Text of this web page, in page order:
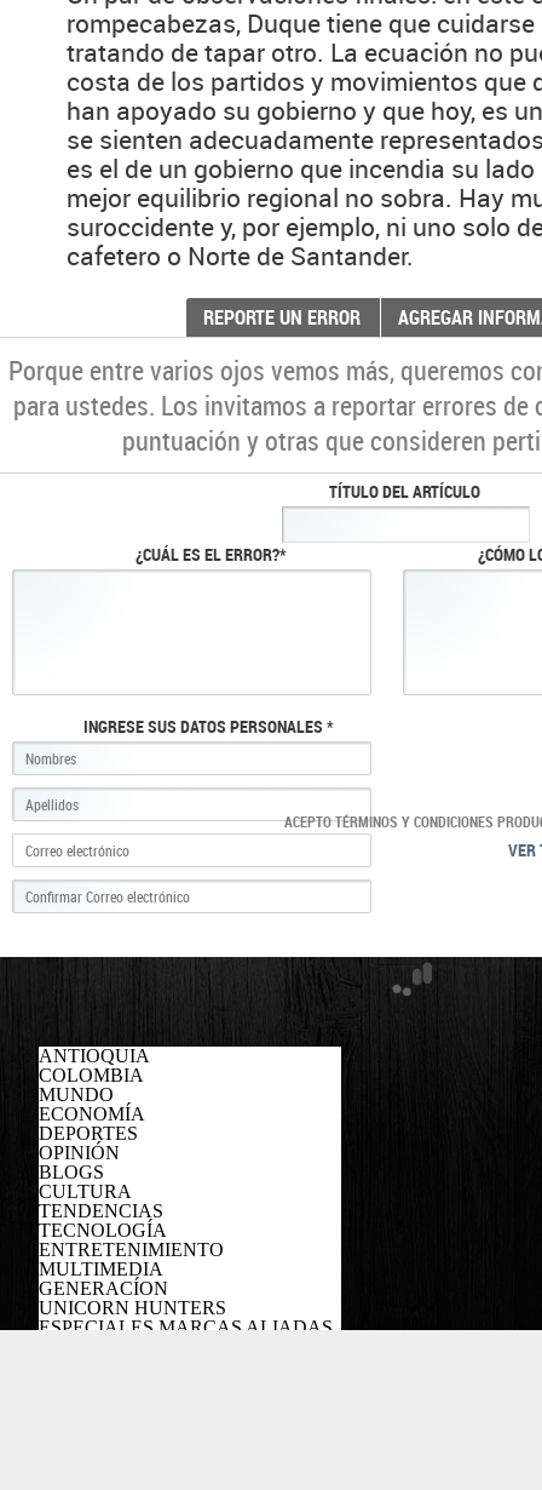
rompecabezas, Duque tiene que
tratando de tapar otro. La ecuación no
costa de los partidos y movimientos que
han apoyado su gobierno y que hoy, es
se sienten adecuadamente
es el de un gobierno que incendia su
mejor equilibrio regional no sobra. Hay
suroccidente y, por ejemplo, ni uno solo
cafetero o Norte de Santander.
REPORTE UN ERROR AGREGAR
Porque entre varios ojos vemos más, queremos
para ustedes. Los invitamos a reportar errores
puntuación y otras que consideren
TÍTULO DEL ARTÍCULO
¿CUÁL ES EL ERROR?* ¿CÓMO
INGRESE SUS DATOS PERSONALES *
ACEPTO TÉRMINOS Y CONDICIONES
VER
ANTIOQUIA
COLOMBIA
MUNDO
ECONOMÍA
DEPORTES
OPINIÓN
BLOGS
CULTURA
TENDENCIAS
TECNOLOGÍA
ENTRETENIMIENTO
MULTIMEDIA
GENERACÍON
UNICORN HUNTERS
ESPECIALES MARCAS ALIADAS